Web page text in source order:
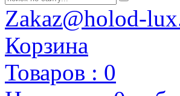
Zakaz@holod-
Корзина
Товаров : 0